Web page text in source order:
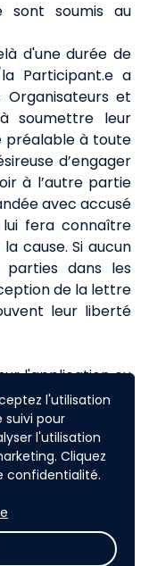
l'utilisation
suivi pour
l'utilisation
Cliquez
confidentialité.
sont soumis au
d'une durée de
Participant.e a
et
soumettre leur
préalable à toute
d’engager
à l’autre partie
avec accusé
fera connaître
cause. Si aucun
dans les
de la lettre
leur liberté
l'application ou
défaut d'accord
naître entre les
exclusive des
parties font
même
en référé,